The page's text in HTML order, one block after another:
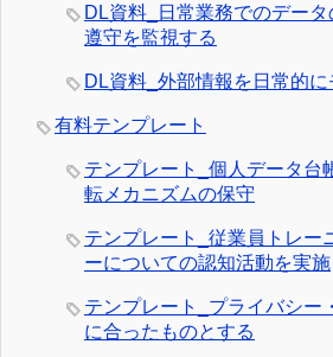
DL資料_日常業務でのデー
遵守を監視する
DL資料_外部情報を日常的に
有料テンプレート
テンプレート_個人データ台
転メカニズムの保守
テンプレート_従業員トレー
ーについての認知活動を実施
テンプレート_プライバシー
に合ったものとする